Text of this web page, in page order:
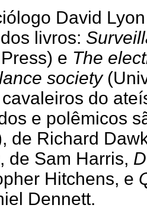
David
livros:
e The
society
do
e polêmicos
de Richard
de Sam Harris,
Hitchens, e
Dennett.